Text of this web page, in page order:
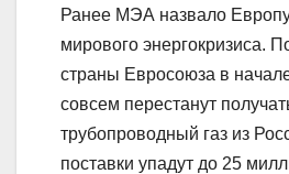
Ранее МЭА назвало
мирового энергокризиса.
страны Евросоюза в
совсем перестанут
трубопроводный газ из
поставки упадут до 25